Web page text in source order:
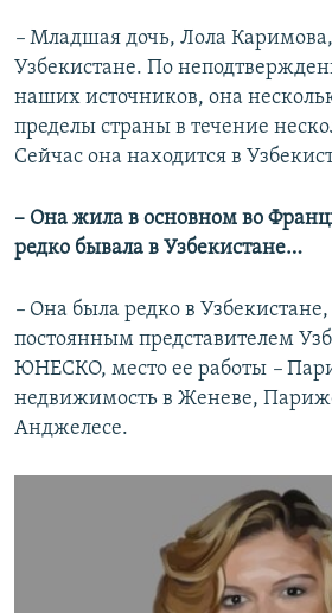
– Младшая дочь, Лола Каримова,
Узбекистане. По
наших источников, она
пределы страны в течение
Сейчас она находится в
– Она жила в основном во
редко бывала в Узбекистане…
– Она была редко в Узбекистане,
постоянным представителем
ЮНЕСКО, место ее работы –
недвижимость в Женеве,
Анджелесе.